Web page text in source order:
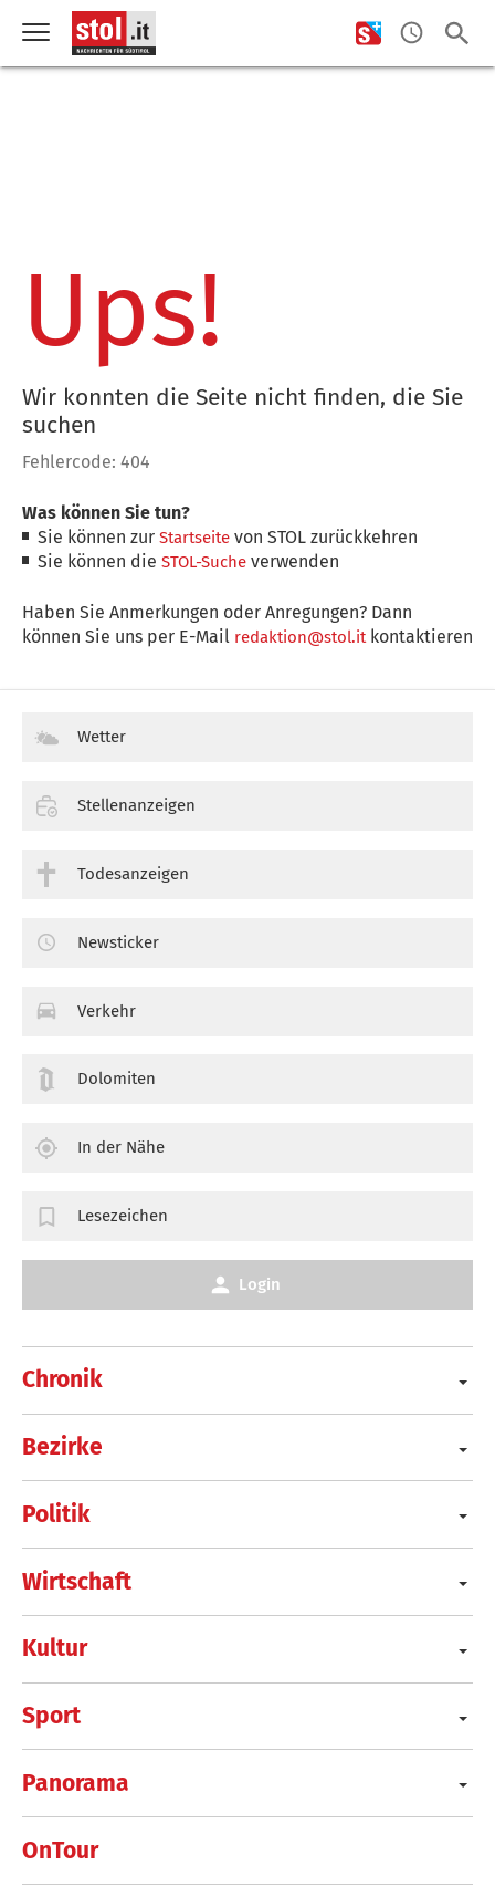
Ups!
Wir konnten die Seite nicht finden, die Sie
suchen
Fehlercode: 404
Was können Sie tun?
Sie können zurStartseite von STOL zurückkehren
Sie können dieSTOL-Suche verwenden
Haben Sie Anmerkungen oder Anregungen? Dann
können Sie uns per E-Mail redaktion@stol.itkontaktieren
Chronik
Bezirke
Politik
Wirtschaft
Kultur
Sport
Panorama
OnTour
Wetter
Stellenanzeigen
Todesanzeigen
Newsticker
Verkehr
Dolomiten
In der Nähe
Lesezeichen
Login